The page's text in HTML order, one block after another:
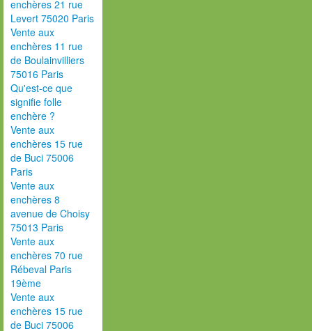
enchères 21 rue
Levert 75020 Paris
Vente aux
enchères 11 rue
de Boulainvilliers
75016 Paris
Qu'est-ce que
signifie folle
enchère ?
Vente aux
enchères 15 rue
de Buci 75006
Paris
Vente aux
enchères 8
avenue de Choisy
75013 Paris
Vente aux
enchères 70 rue
Rébeval Paris
19ème
Vente aux
enchères 15 rue
de Buci 75006